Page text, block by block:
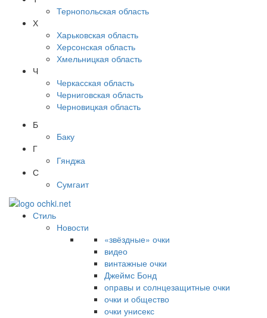
Тернопольская область
Х
Харьковская область
Херсонская область
Хмельницкая область
Ч
Черкасская область
Черниговская область
Черновицкая область
Б
Баку
Г
Гянджа
С
Сумгаит
Стиль
Новости
«звёздные» очки
видео
винтажные очки
Джеймс Бонд
оправы и солнцезащитные очки
очки и общество
очки унисекс